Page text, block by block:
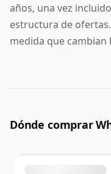
años, una vez
estructura de
medida que cambian
Dónde comprar